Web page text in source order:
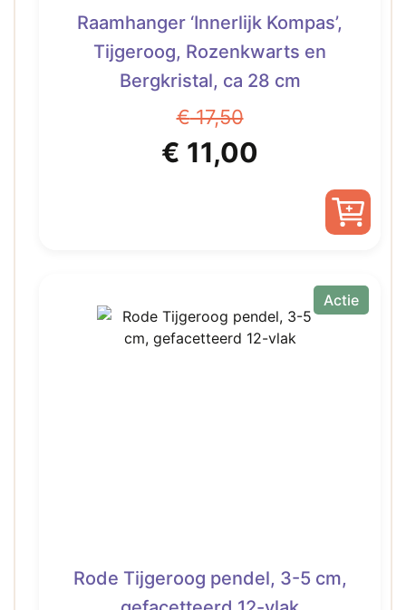
Raamhanger ‘Innerlijk Kompas’,
Tijgeroog, Rozenkwarts en
Bergkristal, ca 28 cm
€17,50
Oorspronkelijke
€ 11,00
€ 11,00.
Actie
Rode Tijgeroog pendel, 3-5 cm,